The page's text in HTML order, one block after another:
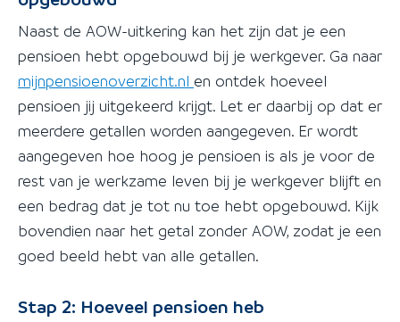
Naast de AOW-uitkering kan het zijn dat je een
pensioen hebt opgebouwd bij je werkgever. Ga naar
mijnpensioenoverzicht.nl en ontdek hoeveel
pensioen jij uitgekeerd krijgt. Let er daarbij op dat er
meerdere getallen worden aangegeven. Er wordt
aangegeven hoe hoog je pensioen is als je voor de
rest van je werkzame leven bij je werkgever blijft en
een bedrag dat je tot nu toe hebt opgebouwd. Kijk
bovendien naar het getal zonder AOW, zodat je een
goed beeld hebt van alle getallen.
Stap 2: Hoeveel pensioen heb